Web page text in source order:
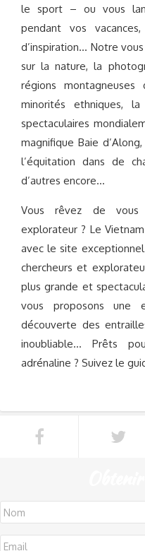
le sport – ou vous
pendant vos
d’inspiration… Notre
sur la nature, la
régions
minorités ethniques,
spectaculaires
magnifique Baie
l’équitation dans de
d’autres encore…
Vous rêvez de
explorateur ? Le
avec le site
chercheurs et
plus grande et
vous proposons
découverte des
inoubliable… Prêts
adrénaline ? Suivez le